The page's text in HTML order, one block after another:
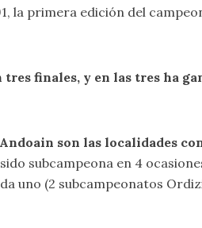
la primera edición del
tres finales, y en las tres ha
son las localidades
subcampeona en 4
uno (2 subcampeonatos